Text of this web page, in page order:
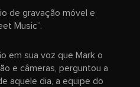
de gravação móvel e
Music”.
em sua voz que Mark o
e câmeras, perguntou a
aquele dia, a equipe do